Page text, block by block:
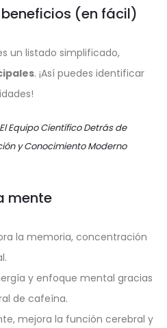
(en fácil)
un listado simplificado,
. ¡Así puedes identificar
El Equipo Científico Detrás de
y Conocimiento Moderno
mente
la memoria, concentración
y enfoque mental gracias
de cafeína.
mejora la función cerebral y